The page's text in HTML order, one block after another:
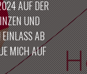
AUF DER
UND
AB
MICH AUF